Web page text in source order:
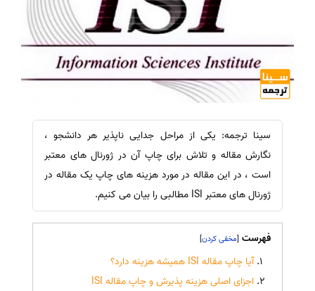
سینا ترجمه: یکی از مراحل جدایی ناپذیر هر دانشجو ،
نگارش مقاله و تلاش برای چاپ آن در ژورنال های معتبر
است ، در این مقاله در مورد هزینه های چاپ یک مقاله در
ژورنال های معتبر ISI مطالبی را بیان می کنیم.
فهرست [
]
آیا چاپ مقاله ISI همیشه هزینه دارد؟
اجزای اصلی هزینه پذیرش و چاپ مقاله ISI